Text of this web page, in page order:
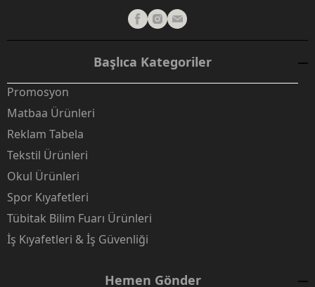
Başlıca Kategoriler
Promosyon
Matbaa Ürünleri
Reklam Tabela
Tekstil Ürünleri
Okul Ürünleri
Spor Kıyafetleri
Tübitak Bilim Fuarı Ürünleri
İş Kıyafetleri & İş Güvenliği
Hemen Gönder